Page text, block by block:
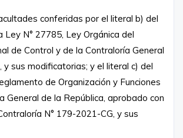
conferidas por el literal b) del
Ley N° 27785, Ley Orgánica del
de Control y de la Contraloría General
y sus modificatorias; y el literal c) del
de Organización y Funciones
General de la República, aprobado con
N° 179-2021-CG, y sus